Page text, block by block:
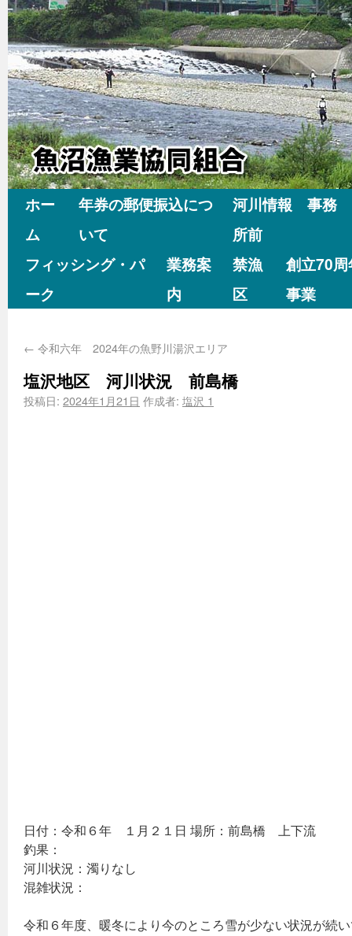
ホー
ム
年券の郵便振込につ
いて
河川情報 事務
所前
フィッシング・パ
ーク
業務案
内
禁漁
区
創立70
事業
← 令和六年 2024年の魚野川湯沢エリア
塩沢地区 河川状況 前島橋
投稿日: 2024年1月21日 作成者: 塩沢 1
日付：令和６年 １月２１日 場所：前島橋 上下流
釣果：
河川状況：濁りなし
混雑状況：
令和６年度、暖冬により今のところ雪が少ない状況が続